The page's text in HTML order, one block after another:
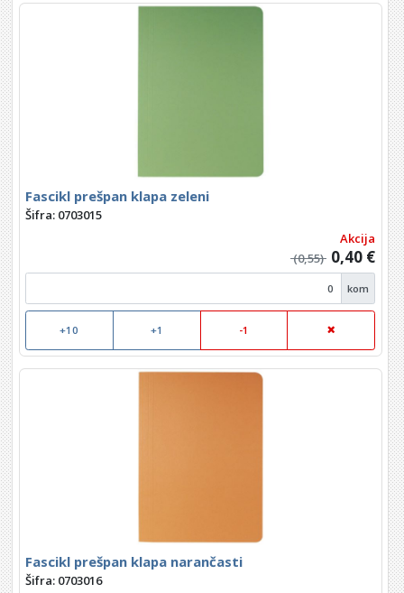
Fascikl prešpan klapa zeleni
Šifra: 0703015
Akcija
(0,55) 0,40 €
kom
+10 +1 -1
Fascikl prešpan klapa narančasti
Šifra: 0703016